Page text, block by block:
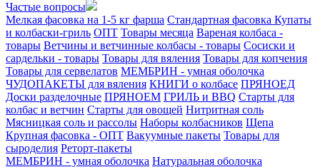
Частые вопросы
Мелкая фасовка на 1-5 кг фарша Стандартная фасовка Купаты
и колбаски-гриль ОПТ Товары месяца Вареная колбаса -
товары Ветчины и ветчинные колбасы - товары Сосиски и
сардельки - товары Товары для вяления Товары для копчения
Товары для сервелатов МЕМБРИН - умная оболочка
ЧУДОПАКЕТЫ для вяления КНИГИ о колбасе ПРЯНОЕД
Доски разделочные ПРЯНОЕМ ГРИЛЬ и BBQ Старты для
колбас и ветчин Старты для овощей Нитритная соль
Мясницкая соль и рассолы Наборы колбасников Щепа
Крупная фасовка - ОПТ Вакуумные пакеты Товары для
сыроделия Реторт-пакеты
МЕМБРИН - умная оболочка Натуральная оболочка